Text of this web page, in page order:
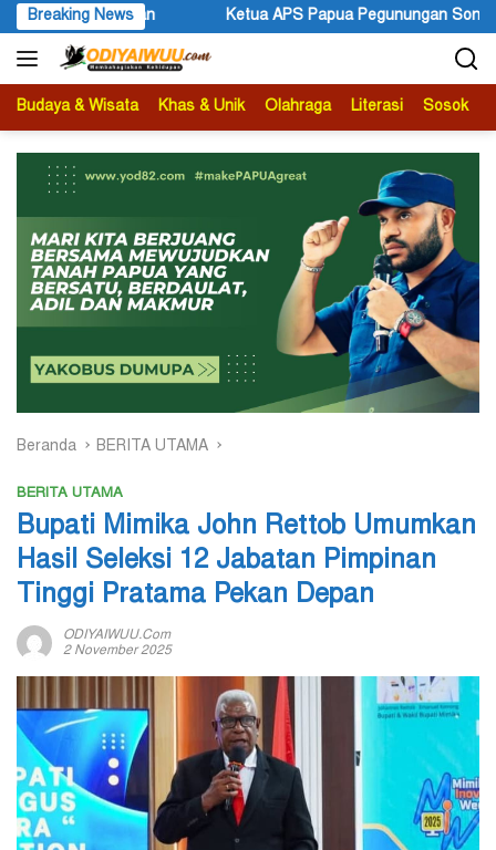
Langsung
ke
konten
Breaking News
Pegunungan Sonni Lokobal: Kalau Mau KPK Audit Dana Otsus
Budaya & Wisata Khas & Unik Olahraga Literasi Sosok
Beranda BERITA UTAMA
BERITA UTAMA
Bupati Mimika John Rettob Umumkan
Hasil Seleksi 12 Jabatan Pimpinan
Tinggi Pratama Pekan Depan
ODIYAIWUU.com
2 November 2025